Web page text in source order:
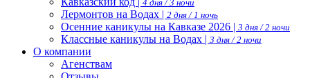
4 дня / 3 ночи
Лермонтов на Водах | 2 дня / 1 ночь
Осенние каникулы на Кавказе 2026 | 3 дня / 2 ночи
Классные каникулы на Водах | 3 дня / 2 ночи
О компании
Агенствам